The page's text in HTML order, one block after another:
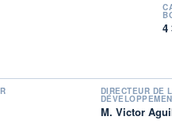
Zest, Secret, Old
Braun, Gillette
4
DIRECTEUR DE
M. Victor